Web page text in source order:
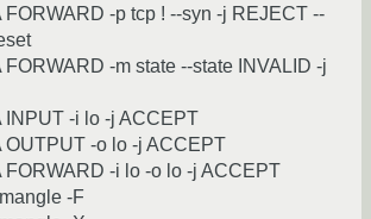
-p tcp ! --syn -j REJECT --
-m state --state INVALID -j
INPUT -i lo -j ACCEPT
OUTPUT -o lo -j ACCEPT
FORWARD -i lo -o lo -j ACCEPT
-F